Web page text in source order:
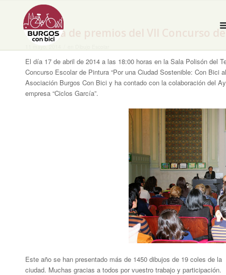
Entrega de premios del VII Concurso
11 mayo, 2014
El día 17 de abril de 2014 a las 18:00 horas en la Sala Polisón del
Concurso Escolar de Pintura “Por una Ciudad Sostenible: Con Bici
Asociación Burgos Con Bici y ha contado con la colaboración del
empresa “Ciclos García”.
Este año se han presentado más de 1450 dibujos de 19 coles de la
ciudad. Muchas gracias a todos por vuestro trabajo y participación.